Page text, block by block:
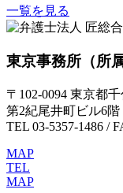
一覧を見る
東京事務所 （所
〒102-0094 東京都
第2紀尾井町ビル6階
TEL 03-5357-1486 /
MAP
TEL
MAP